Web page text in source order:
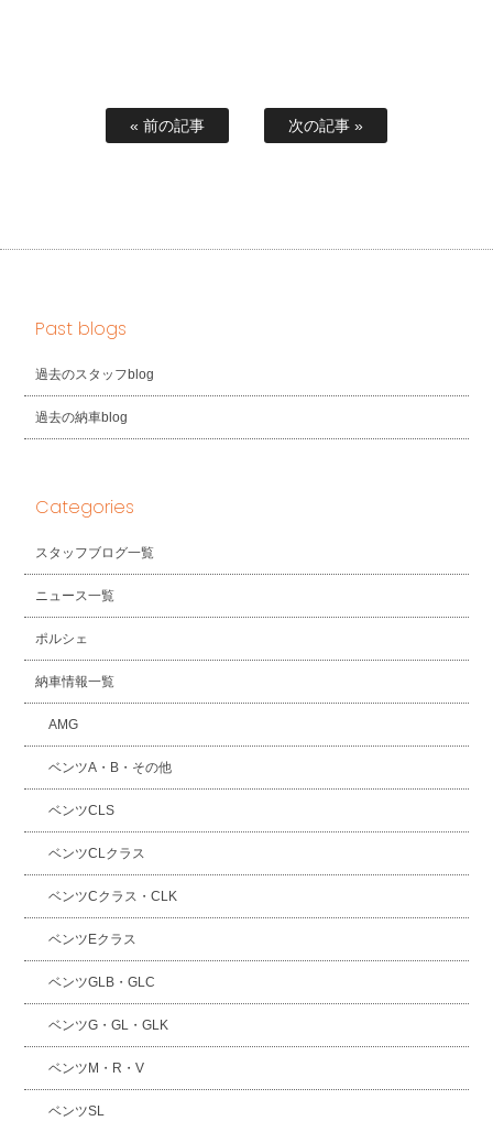
« 前の記事 次の記事 »
Past blogs
過去のスタッフblog
過去の納車blog
Categories
スタッフブログ一覧
ニュース一覧
ポルシェ
納車情報一覧
AMG
ベンツA・B・その他
ベンツCLS
ベンツCLクラス
ベンツCクラス・CLK
ベンツEクラス
ベンツGLB・GLC
ベンツG・GL・GLK
ベンツM・R・V
ベンツSL